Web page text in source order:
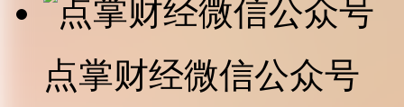
点掌财经微信公众号